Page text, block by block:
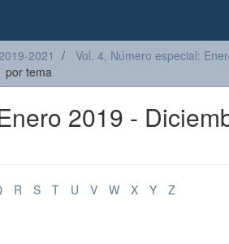
2021
Vol. 4, Número especial:
por tema
2019 -
R S T U V W X Y
Z